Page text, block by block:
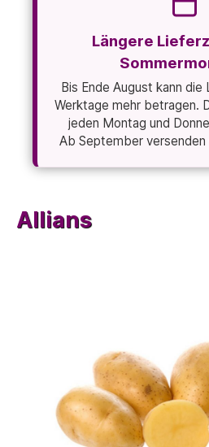
Längere
Bis Ende August kann
Werktage mehr betragen.
jeden Montag und
Ab September versenden
Allians